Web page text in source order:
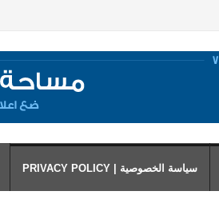
سياسة الخصوصية | PRIVACY POLICY